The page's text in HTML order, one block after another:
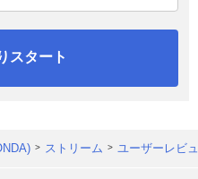
スタート
ストリーム ユーザーレビ